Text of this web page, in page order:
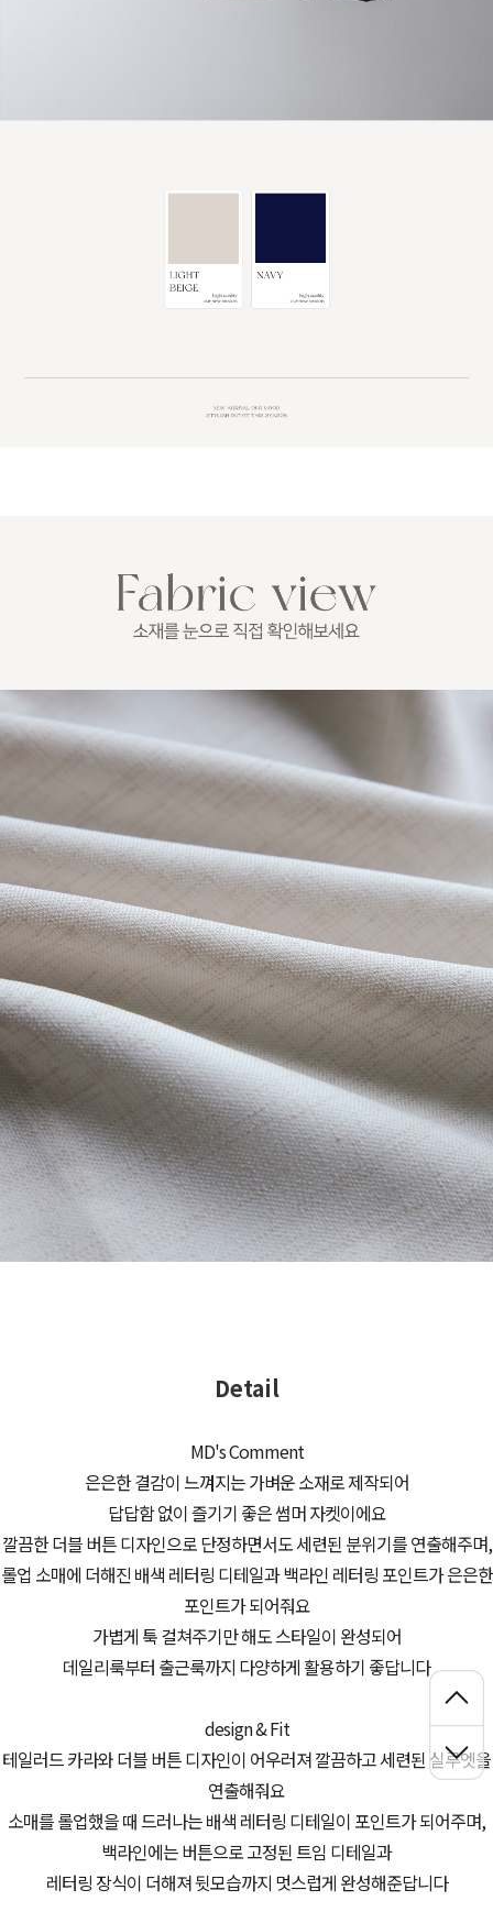
Detail
MD's Comment
은은한 결감이 느껴지는 가벼운 소재로 제작되어
답답함 없이 즐기기 좋은 썸머 자켓이에요
깔끔한 더블 버튼 디자인으로 단정하면서도 세련된 분위기를 연출해주며,
롤업 소매에 더해진 배색 레터링 디테일과 백라인 레터링 포인트가 은은한
포인트가 되어줘요
가볍게 툭 걸쳐주기만 해도 스타일이 완성되어
데일리룩부터 출근룩까지 다양하게 활용하기 좋답니다
design & Fit
테일러드 카라와 더블 버튼 디자인이 어우러져 깔끔하고 세련된 실루엣을
연출해줘요
소매를 롤업했을 때 드러나는 배색 레터링 디테일이 포인트가 되어주며,
백라인에는 버튼으로 고정된 트임 디테일과
레터링 장식이 더해져 뒷모습까지 멋스럽게 완성해준답니다